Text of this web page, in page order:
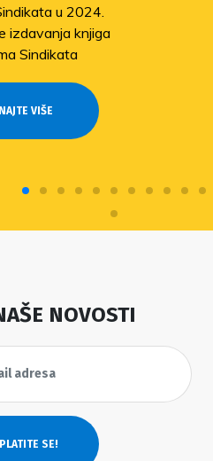
u 2024.
izdavanja knjiga
Sindikata
VIŠE
NOVOSTI